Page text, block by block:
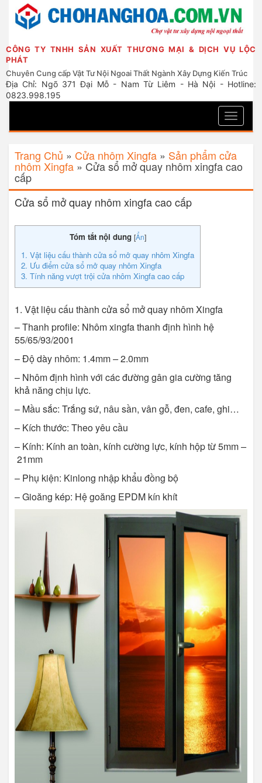
CÔNG TY TNHH SẢN XUẤT THƯƠNG MẠI & DỊCH VỤ LỘC
PHÁT
Chuyên Cung cấp Vật Tư Nội Ngoai Thất Ngành Xây Dựng Kiến Trúc
Địa Chỉ: Ngõ 371 Đại Mỗ - Nam Từ Liêm - Hà Nội - Hotline:
0823.998.195
Toggle
Trang Chủ » Cửa nhôm Xingfa » Sản phẩm cửa
nhôm Xingfa » Cửa sổ mở quay nhôm xingfa cao
cấp
Cửa sổ mở quay nhôm xingfa cao cấp
Tóm tắt nội dung [Ẩn]
1. Vật liệu cấu thành cửa sổ mở quay nhôm Xingfa
2. Ưu điểm cửa sổ mở quay nhôm Xingfa
3. Tính năng vượt trội cửa nhôm Xingfa cao cấp
1. Vật liệu cấu thành cửa sổ mở quay nhôm Xingfa
– Thanh profile: Nhôm xingfa thanh định hình hệ
55/65/93/2001
– Độ dày nhôm: 1.4mm–2.0mm
– Nhôm định hình với các đường gân gia cường tăng
khả năng chịu lực.
– Mầu sắc: Trắng sứ, nâu sần, vân gỗ, đen, cafe, ghi…
– Kích thước: Theo yêu cầu
– Kính: Kính an toàn, kính cường lực, kính hộp từ 5mm–
21mm
– Phụ kiện: Kinlong nhập khẩu đồng bộ
– Gioăng kép: Hệ goăng EPDM kín khít